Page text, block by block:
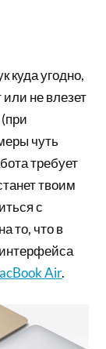
куда угодно,
или не влезет
чуть
требует
твоим
с
то, что в
Air.